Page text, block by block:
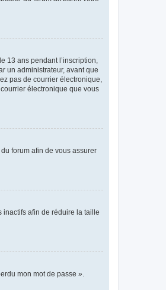
13 ans pendant l’inscription,
un administrateur, avant que
pas de courrier électronique,
électronique que vous
forum afin de vous assurer
inactifs afin de réduire la taille
mon mot de passe ».